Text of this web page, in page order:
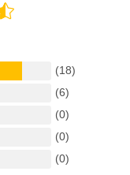
(18)
(6)
(0)
(0)
(0)